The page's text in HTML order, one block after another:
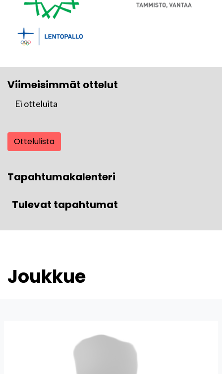
Viimeisimmät ottelut
Ei otteluita
Ottelulista
Tapahtumakalenteri
Tulevat tapahtumat
Joukkue